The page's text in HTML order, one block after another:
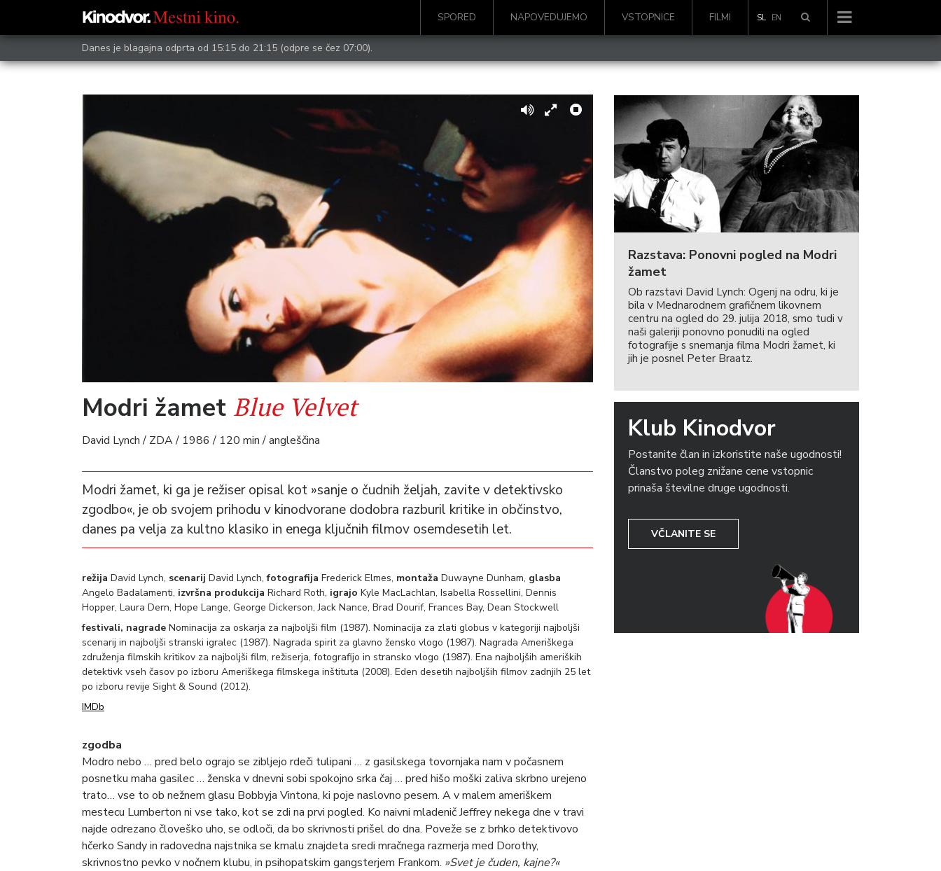
SPORED NAPOVEDUJEMO VSTOPNICE FILMI SL EN
Danes je blagajna odprta od 15:15 do 21:15 (odpre se čez 07:00).
Modri žamet Blue Velvet
David Lynch / ZDA / 1986 / 120 min / angleščina
Modri žamet, ki ga je režiser opisal kot »sanje o čudnih željah, zavite v detektivsko
zgodbo«, je ob svojem prihodu v kinodvorane dodobra razburil kritike in občinstvo,
danes pa velja za kultno klasiko in enega ključnih filmov osemdesetih let.
režija David Lynch, scenarij David Lynch,fotografija Frederick Elmes, montaža Duwayne Dunham, glasba
Angelo Badalamenti, izvršna produkcija Richard Roth, igrajo Kyle MacLachlan, Isabella Rossellini, Dennis
Hopper, Laura Dern, Hope Lange, George Dickerson, Jack Nance, Brad Dourif, Frances Bay, Dean Stockwell
festivali, nagrade Nominacija za oskarja za najboljši film (1987). Nominacija za zlati globus v kategoriji najboljši
scenarij in najboljši stranski igralec (1987). Nagrada spirit za glavno žensko vlogo (1987). Nagrada Ameriškega
združenja filmskih kritikov za najboljši film, režiserja, fotografijo in stransko vlogo (1987). Ena najboljših ameriških
detektivk vseh časov po izboru Ameriškega filmskega inštituta (2008). Eden desetih najboljših filmov zadnjih 25 let
po izboru revije Sight & Sound (2012).
IMDb
zgodba
Modro nebo … pred belo ograjo se zibljejo rdeči tulipani … z gasilskega tovornjaka nam v počasnem
posnetku maha gasilec … ženska v dnevni sobi spokojno srka čaj … pred hišo moški zaliva skrbno urejeno
trato… vse to ob nežnem glasu Bobbyja Vintona, ki poje naslovno pesem. A v malem ameriškem
mestecu Lumberton ni vse tako, kot se zdi na prvi pogled. Ko naivni mladenič Jeffrey nekega dne v travi
najde odrezano človeško uho, se odloči, da bo skrivnosti prišel do dna. Poveže se z brhko detektivovo
hčerko Sandy in radovedna najstnika se kmalu znajdeta sredi mračnega razmerja med Dorothy,
skrivnostno pevko v nočnem klubu, in psihopatskim gangsterjem Frankom. »Svet je čuden, kajne?«
Razstava: Ponovni pogled na Modri
žamet
Ob razstavi David Lynch: Ogenj na odru, ki je
bila v Mednarodnem grafičnem likovnem
centru na ogled do 29. julija 2018, smo tudi v
naši galeriji ponovno ponudili na ogled
fotografije s snemanja filma Modri žamet, ki
jih je posnel Peter Braatz.
Klub Kinodvor
Postanite član in izkoristite naše ugodnosti!
Članstvo poleg znižane cene vstopnic
prinaša številne druge ugodnosti.
VČLANITE SE